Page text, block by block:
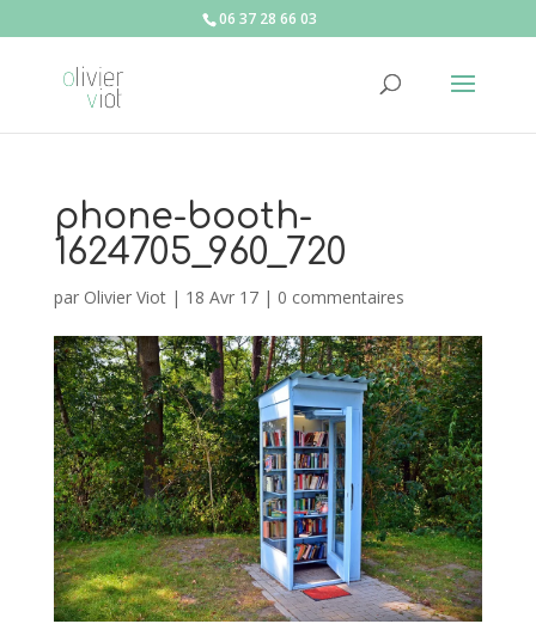
06 37 28 66 03
phone-booth-
1624705_960_720
par Olivier Viot| 18 Avr 17| 0 commentaires